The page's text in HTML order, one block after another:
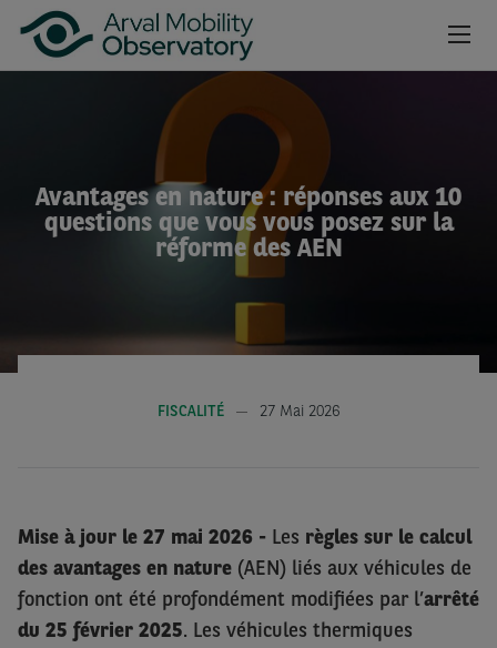
Aller au contenu principal
Avantages en nature : réponses aux 10
questions que vous vous posez sur la
réforme des AEN
FISCALITÉ 27 Mai 2026
Mise à jour le 27 mai 2026 - Les règles sur le calcul
des avantages en nature (AEN) liés aux véhicules de
fonction ont été profondément modifiées par l’arrêté
du 25 février 2025. Les véhicules thermiques
BAROMÈTRES
INSCRIPTION NEWSLETTER